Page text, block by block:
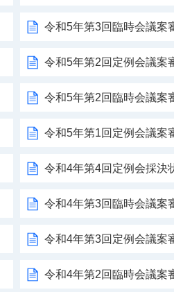
令和5年第3回臨時会議案
令和5年第2回定例会議案
令和5年第2回臨時会議案
令和5年第1回定例会議案
令和4年第4回定例会採決
令和4年第3回臨時会議案
令和4年第3回定例会議案
令和4年第2回臨時会議案